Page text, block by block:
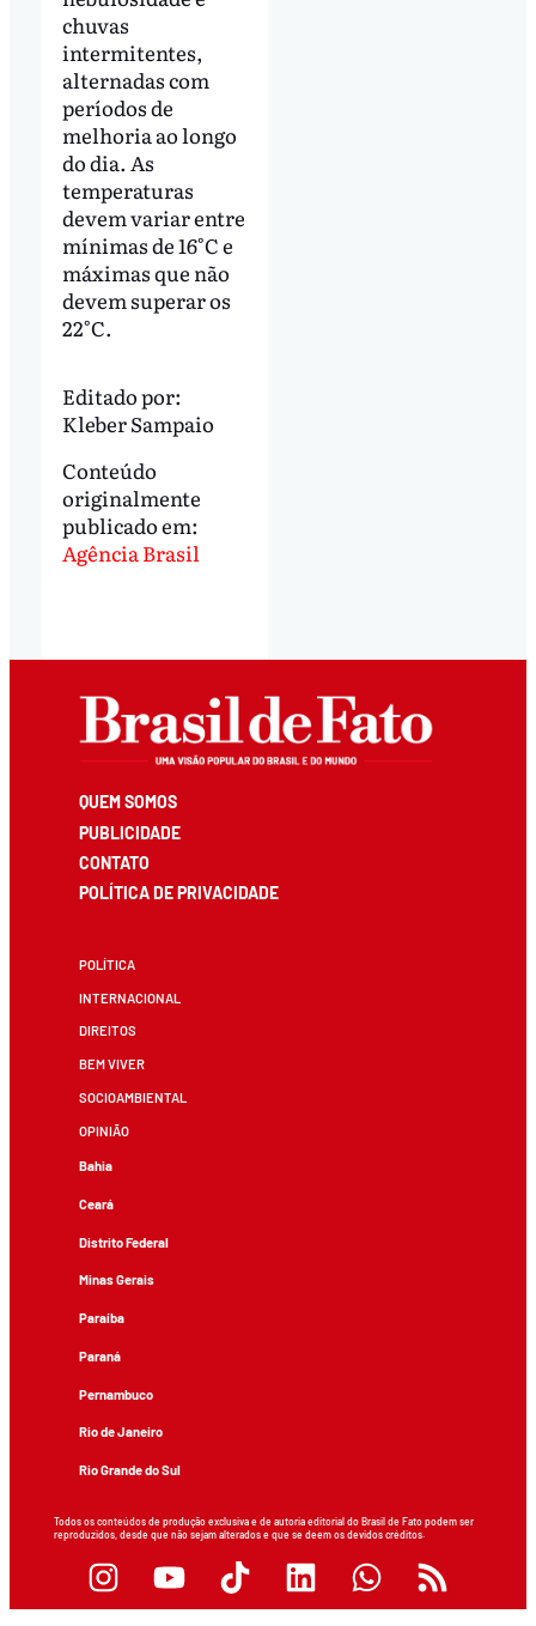
chuvas
intermitentes,
alternadas com
períodos de
melhoria ao longo
do dia. As
temperaturas
devem variar entre
mínimas de 16°C e
máximas que não
devem superar os
22°C.
Editado por:
Kleber Sampaio
Conteúdo
originalmente
publicado em:
Agência Brasil
QUEM SOMOS
PUBLICIDADE
CONTATO
POLÍTICA DE PRIVACIDADE
POLÍTICA
INTERNACIONAL
DIREITOS
BEM VIVER
SOCIOAMBIENTAL
OPINIÃO
Bahia
Ceará
Distrito Federal
Minas Gerais
Paraíba
Paraná
Pernambuco
Rio de Janeiro
Rio Grande do Sul
Todos os conteúdos de produção exclusiva e de autoria editorial do Brasil de Fato podem ser
reproduzidos, desde que não sejam alterados e que se deem os devidos créditos.